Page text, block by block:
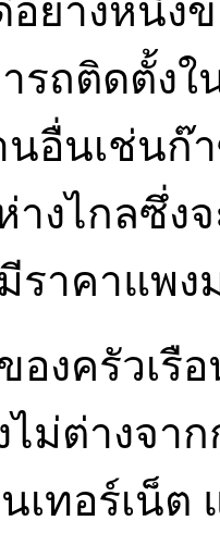
ย่างหนึ่ง
รถติดตั้งใ
นอื่นเช่น
งไกลซึ่ง
ราคาแพง
องครัวเ
ม่ต่างจา
เทอร์เน็ต